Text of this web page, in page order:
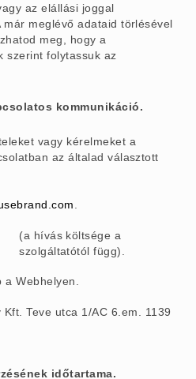
az elállási joggal
meglévő adataid törlésével
meg, hogy a
szerint folytassuk az
kommunikáció.
vagy kérelmeket a
az általad választott
.
(a hívás költsége a
szolgáltatótól függ).
Webhelyen.
Kft. Teve utca 1/AC 6.em. 1139
időtartama.